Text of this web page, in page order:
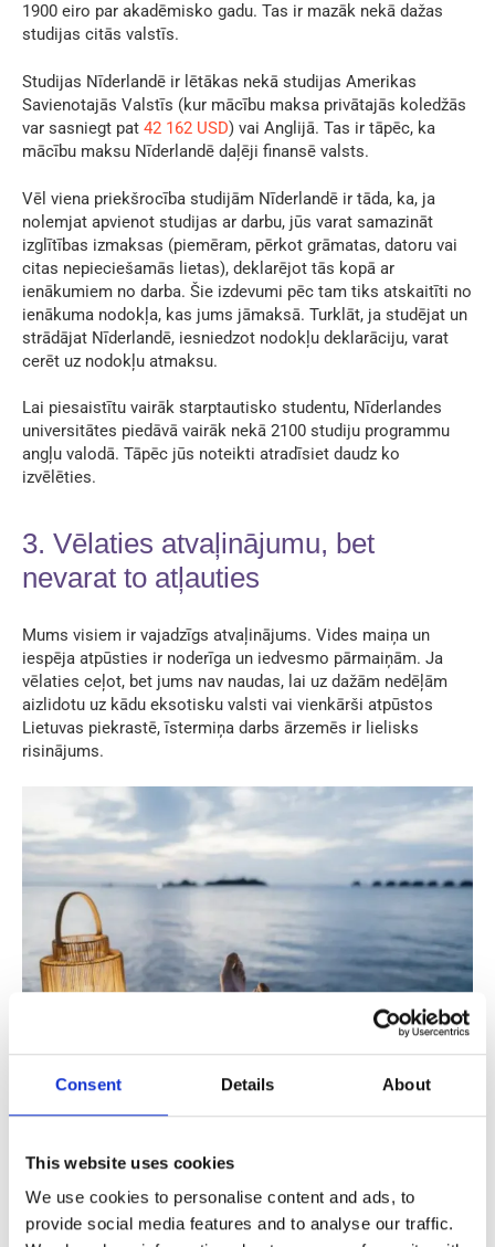
Consent Details About
This website uses cookies
We use cookies to personalise content and ads, to
provide social media features and to analyse our traffic.
1900 eiro par akadēmisko gadu. Tas ir mazāk nekā dažas
studijas citās valstīs.
Studijas Nīderlandē ir lētākas nekā studijas Amerikas
Savienotajās Valstīs (kur mācību maksa privātajās koledžās
var sasniegt pat 42 162 USD) vai Anglijā. Tas ir tāpēc, ka
mācību maksu Nīderlandē daļēji finansē valsts.
Vēl viena priekšrocība studijām Nīderlandē ir tāda, ka, ja
nolemjat apvienot studijas ar darbu, jūs varat samazināt
izglītības izmaksas (piemēram, pērkot grāmatas, datoru vai
citas nepieciešamās lietas), deklarējot tās kopā ar
ienākumiem no darba. Šie izdevumi pēc tam tiks atskaitīti no
ienākuma nodokļa, kas jums jāmaksā. Turklāt, ja studējat un
strādājat Nīderlandē, iesniedzot nodokļu deklarāciju, varat
cerēt uz nodokļu atmaksu.
Lai piesaistītu vairāk starptautisko studentu, Nīderlandes
universitātes piedāvā vairāk nekā 2100 studiju programmu
angļu valodā. Tāpēc jūs noteikti atradīsiet daudz ko
izvēlēties.
3. Vēlaties atvaļinājumu, bet
nevarat to atļauties
Mums visiem ir vajadzīgs atvaļinājums. Vides maiņa un
iespēja atpūsties ir noderīga un iedvesmo pārmaiņām. Ja
vēlaties ceļot, bet jums nav naudas, lai uz dažām nedēļām
aizlidotu uz kādu eksotisku valsti vai vienkārši atpūstos
Lietuvas piekrastē, īstermiņa darbs ārzemēs ir lielisks
risinājums.
nedēļas nogales, lai iepazītu valsti, kurā strādājat. Mēģiniet
parunāt ar vietējiem iedzīvotājiem un uzzināt, ko ir vērts
redzēt apkārtnē, kur dzīvojat un strādājat. Var gadīties, ka